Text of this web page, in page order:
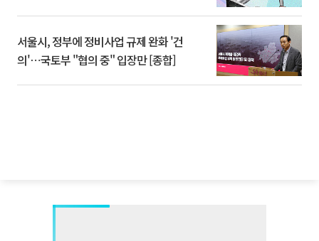
서울시, 정부에 정비사업 규제 완화 '건
의'⋯국토부 "협의 중" 입장만 [종합]